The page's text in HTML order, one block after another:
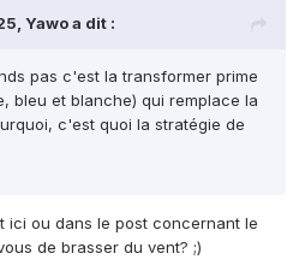
Yawo a dit :
pas c'est la transformer prime
bleu et blanche) qui remplace la
c'est quoi la stratégie de
ici ou dans le post concernant le
de brasser du vent? ;)